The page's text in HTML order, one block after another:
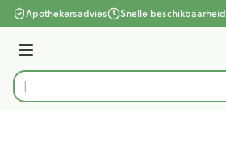
Ga naar de inhoud
Apothekersadvies Snelle beschikbaarheid
Menu
Product, merk, categorie...